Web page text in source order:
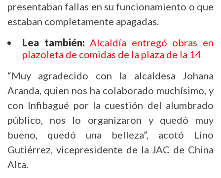
presentaban fallas en su funcionamiento o que
estaban completamente apagadas.
Lea también:Alcaldía entregó obras en
plazoleta de comidas de la plaza de la 14
“Muy agradecido con la alcaldesa Johana
Aranda, quien nos ha colaborado muchísimo, y
con Infibagué por la cuestión del alumbrado
público, nos lo organizaron y quedó muy
bueno, quedó una belleza”, acotó Lino
Gutiérrez, vicepresidente de la JAC de China
Alta.